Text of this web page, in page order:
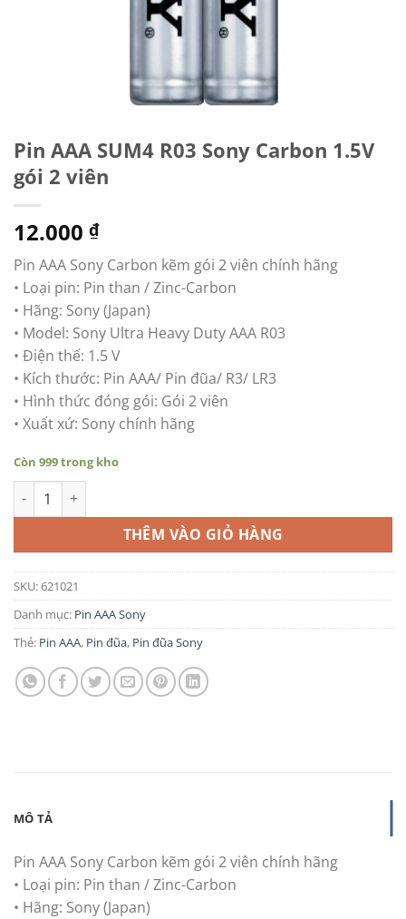
Pin AAA SUM4 R03 Sony Carbon 1.5V
gói 2 viên
12.000 ₫
Pin AAA Sony Carbon kẽm gói 2 viên chính hãng
• Loại pin: Pin than / Zinc-Carbon
• Hãng: Sony (Japan)
• Model: Sony Ultra Heavy Duty AAA R03
• Điện thế: 1.5 V
• Kích thước: Pin AAA/ Pin đũa/ R3/ LR3
• Hình thức đóng gói: Gói 2 viên
• Xuất xứ: Sony chính hãng
Còn 999 trong kho
Pin AAA SUM4 R03 Sony Carbon 1.5V gói 2 viên số lượng
THÊM VÀO GIỎ HÀNG
SKU:621021
Danh mục: Pin AAA Sony
Thẻ: Pin AAA, Pin đũa, Pin đũa Sony
MÔ TẢ
Pin AAA Sony Carbon kẽm gói 2 viên chính hãng
• Loại pin: Pin than / Zinc-Carbon
• Hãng: Sony (Japan)